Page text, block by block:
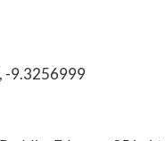
-9.3256999